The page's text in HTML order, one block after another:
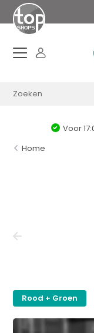
Voor
Home
Rood + Groen